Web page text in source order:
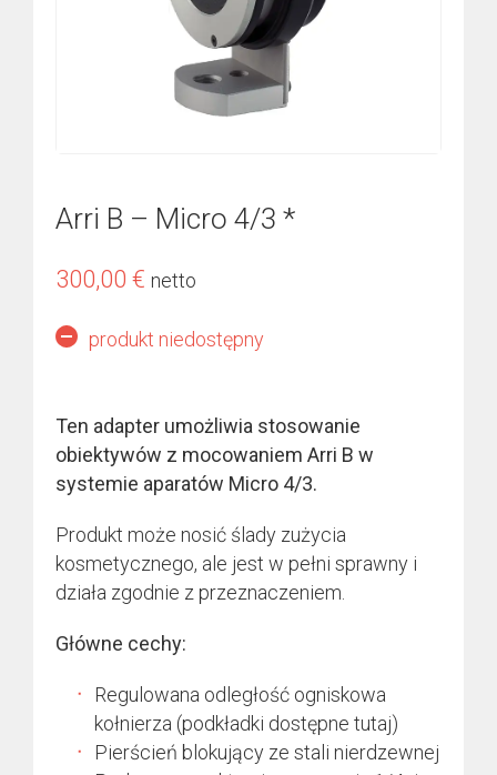
Arri B – Micro 4/3 *
300,00 € netto
produkt niedostępny
Ten adapter umożliwia stosowanie
obiektywów z mocowaniem Arri B w
systemie aparatów Micro 4/3.
Produkt może nosić ślady zużycia
kosmetycznego, ale jest w pełni sprawny i
działa zgodnie z przeznaczeniem.
Główne cechy:
Regulowana odległość ogniskowa
kołnierza (podkładki dostępne tutaj)
Pierścień blokujący ze stali nierdzewnej